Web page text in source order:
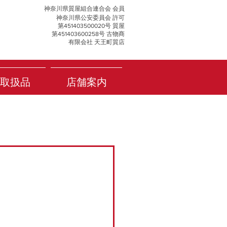
神奈川県質屋組合連合会 会員
神奈川県公安委員会 許可
第451403500020号 質屋
第451403600258号 古物商
有限会社 天王町質店
扱品 店舗案内